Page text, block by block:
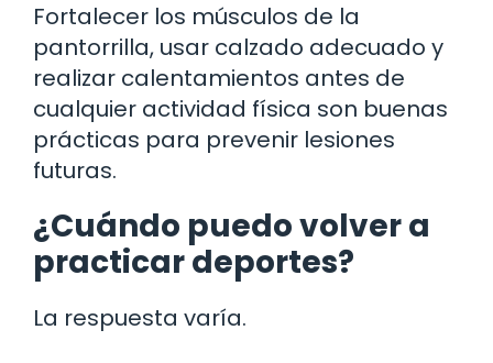
Fortalecer los músculos de la
pantorrilla, usar calzado adecuado y
realizar calentamientos antes de
cualquier actividad física son buenas
prácticas para prevenir lesiones
futuras.
¿Cuándo puedo volver a
practicar deportes?
La respuesta varía.